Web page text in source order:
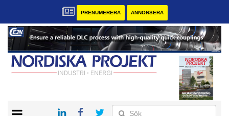
PRENUMERERA ANNONSERA